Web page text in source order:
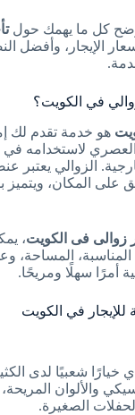
كل ما يهمك حول
الإيجار، وأفضل
في الكويت؟
هو خدمة تقدم لك
العصري لاستخدامه في
الزوالي يعتبر
على المكان، ويتميز
زوالى فى الكويت،
المساحة،
أمرًا سهلًا ومريحًا.
للإيجار في الكويت
خيارًا شعبيًا لدى
والألوان
الصغيرة.